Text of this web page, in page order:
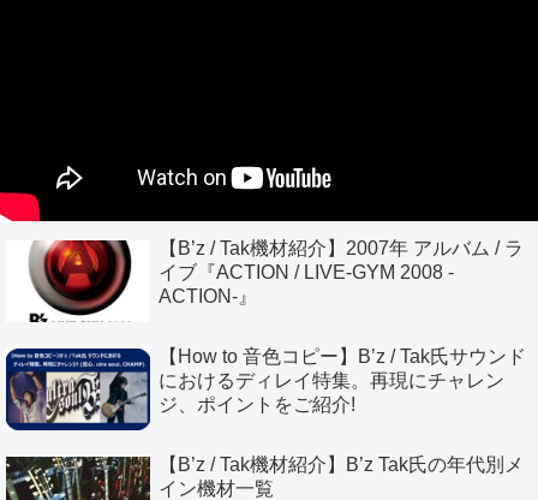
【B’z / Tak機材紹介】2007年 アルバム / ラ
イブ『ACTION / LIVE-GYM 2008 -
ACTION-』
【How to 音色コピー】B’z / Tak氏サウンド
におけるディレイ特集。再現にチャレン
ジ、ポイントをご紹介!
【B’z / Tak機材紹介】B’z Tak氏の年代別メ
イン機材一覧